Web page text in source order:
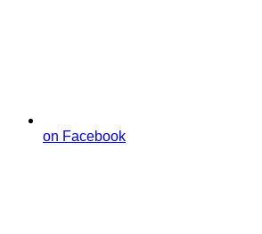
on Facebook